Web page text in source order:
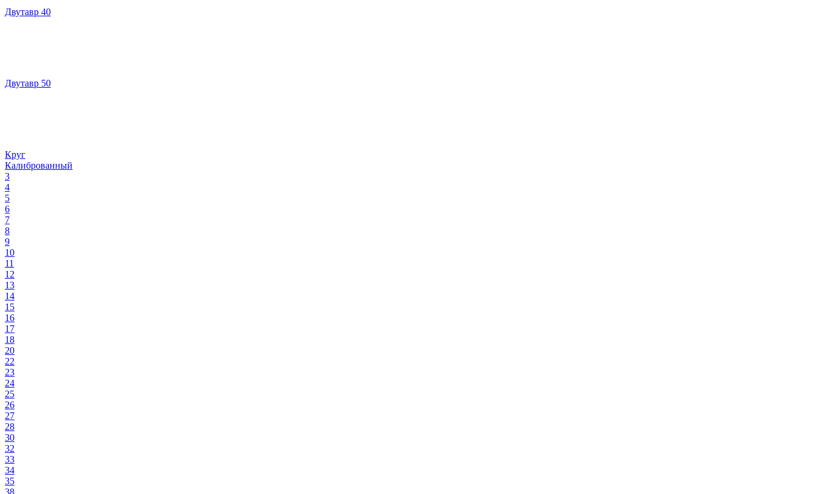
Двутавр 40
Двутавр 50
Круг
Калиброванный
3
4
5
6
7
8
9
10
11
12
13
14
15
16
17
18
20
22
23
24
25
26
27
28
30
32
33
34
35
38